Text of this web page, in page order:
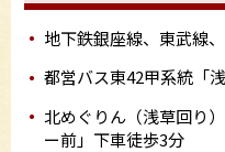
地下鉄銀座線、東武線
都営バス東42甲系統「
北めぐりん（浅草回り
ー前」下車徒歩3分